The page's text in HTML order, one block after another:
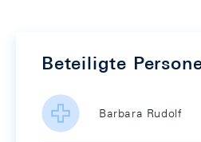
Beteiligte
Barbara Rudolf